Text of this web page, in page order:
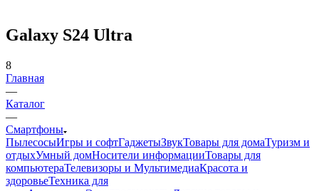
Galaxy S24 Ultra
8
Главная
—
Каталог
—
Смартфоны
ПылесосыИгры и софтГаджетыЗвукТовары для домаТуризм и
отдыхУмный домНосители информацииТовары для
компьютераТелевизоры и МультимедиаКрасота и
здоровьеТехника для